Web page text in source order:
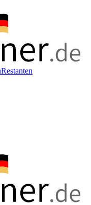
Restanten